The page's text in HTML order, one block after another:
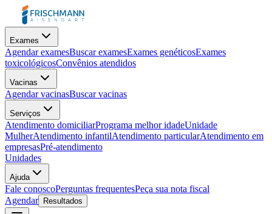
Exames
Agendar examesBuscar examesExames genéticosExames
toxicológicosConvênios atendidos
Vacinas
Agendar vacinasBuscar vacinas
Serviços
Atendimento domiciliarPrograma melhor idadeUnidade
MulherAtendimento infantilAtendimento particularAtendimento em
empresasPré-atendimento
Unidades
Ajuda
Fale conoscoPerguntas frequentesPeça sua nota fiscal
Agendar
Resultados